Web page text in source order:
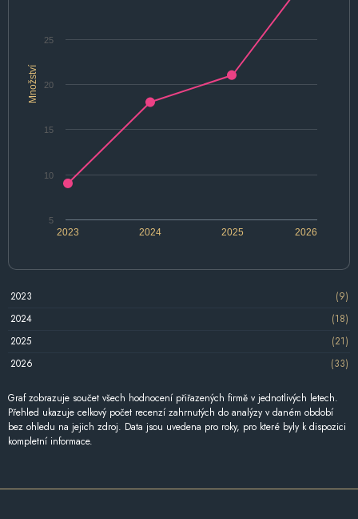
Množství
2024 2026
2023 2025
5
10
15
20
25
2023
(9)
2024
(18)
2025
(21)
2026
(33)
Graf zobrazuje součet všech hodnocení přiřazených firmě v jednotlivých letech.
Přehled ukazuje celkový počet recenzí zahrnutých do analýzy v daném období
bez ohledu na jejich zdroj. Data jsou uvedena pro roky, pro které byly k dispozici
kompletní informace.